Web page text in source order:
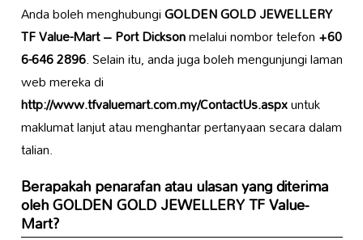
Anda boleh menghubungiGOLDEN GOLD JEWELLERY
TF Value-Mart – Port Dicksonmelalui nombor telefon+60
6-646 2896. Selain itu, anda juga boleh mengunjungi laman
web mereka di
http://www.tfvaluemart.com.my/ContactUs.aspxuntuk
maklumat lanjut atau menghantar pertanyaan secara dalam
talian.
Berapakah penarafan atau ulasan yang diterima
olehGOLDEN GOLD JEWELLERY TF Value-
Mart?